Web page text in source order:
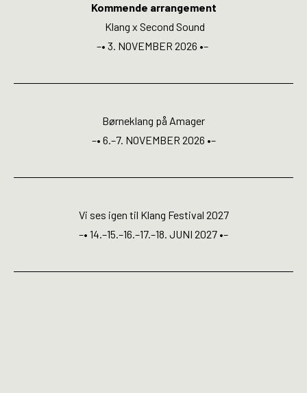
Open Calls
Kommende arrangement
Klang x Second Sound
–• 3. NOVEMBER 2026 •–
Børneklang på Amager
–• 6.–7. NOVEMBER 2026 •–
Vi ses igen til Klang Festival 2027
–• 14.–15.–16.–17.–18. JUNI 2027 •–